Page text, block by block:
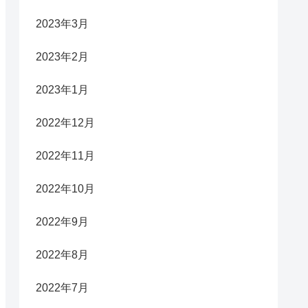
2023年3月
2023年2月
2023年1月
2022年12月
2022年11月
2022年10月
2022年9月
2022年8月
2022年7月